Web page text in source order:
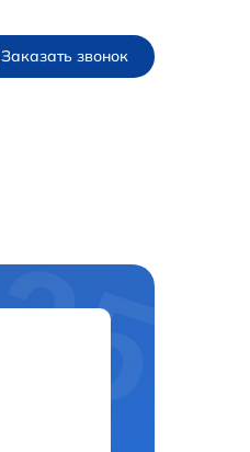
Заказать звонок